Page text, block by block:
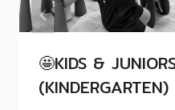
🤩KIDS &